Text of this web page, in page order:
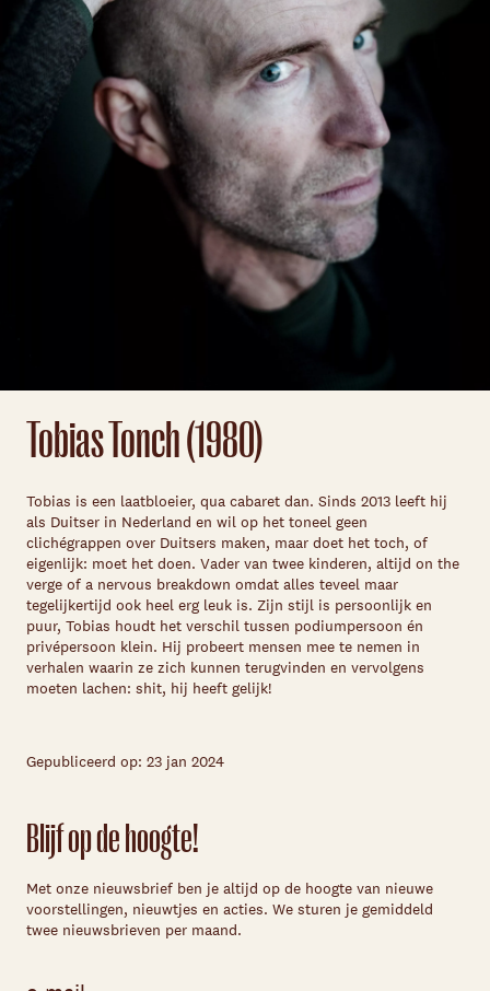
Tobias Tonch (1980)
Tobias is een laatbloeier, qua cabaret dan. Sinds 2013 leeft hij
als Duitser in Nederland en wil op het toneel geen
clichégrappen over Duitsers maken, maar doet het toch, of
eigenlijk: moet het doen. Vader van twee kinderen, altijd on the
verge of a nervous breakdown omdat alles teveel maar
tegelijkertijd ook heel erg leuk is. Zijn stijl is persoonlijk en
puur, Tobias houdt het verschil tussen podiumpersoon én
privépersoon klein. Hij probeert mensen mee te nemen in
verhalen waarin ze zich kunnen terugvinden en vervolgens
moeten lachen: shit, hij heeft gelijk!
Gepubliceerd op: 23 jan 2024
Blijf op de hoogte!
Met onze nieuwsbrief ben je altijd op de hoogte van nieuwe
voorstellingen, nieuwtjes en acties. We sturen je gemiddeld
twee nieuwsbrieven per maand.